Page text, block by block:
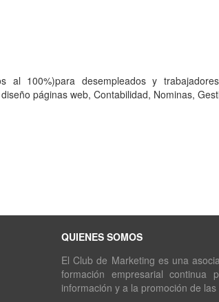
al 100%)para desempleados y
páginas web, Contabilidad, Nominas,
QUIENES SOMOS
El Club de Marketing es una
formación empresarial
información y a la promoción de